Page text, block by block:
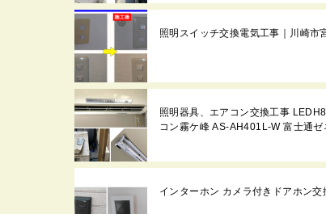
照明スイッチ交換電気工事｜川崎市
照明器具、エアコン交換工事
コン霧ケ峰 AS-AH401L-W 富士通
インターホン カメラ付きドアホン